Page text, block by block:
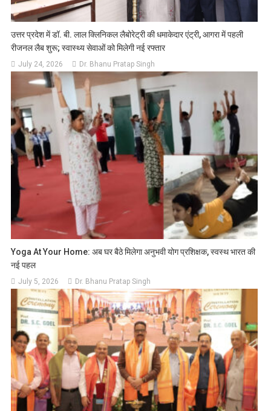
उत्तर प्रदेश में डॉ. बी. लाल क्लिनिकल लैबोरेट्री की धमाकेदार एंट्री, आगरा में पहली
रीजनल लैब शुरू; स्वास्थ्य सेवाओं को मिलेगी नई रफ्तार
July 24, 2026 Dr. Bhanu Pratap Singh
Yoga At Your Home: अब घर बैठे मिलेगा अनुभवी योग प्रशिक्षक, स्वस्थ भारत की
नई पहल
July 5, 2026 Dr. Bhanu Pratap Singh